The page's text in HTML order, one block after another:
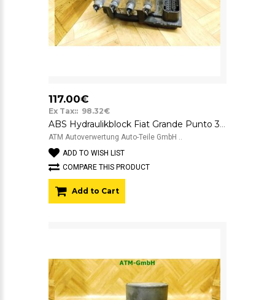
117.00€
Ex Tax:: 98.32€
ABS Hydraulikblock Fiat Grande Punto 3 III 199 0265800794 0265232267 51826507
ATM Autoverwertung Auto-Teile GmbH ..
ADD TO WISH LIST
COMPARE THIS PRODUCT
Add to Cart